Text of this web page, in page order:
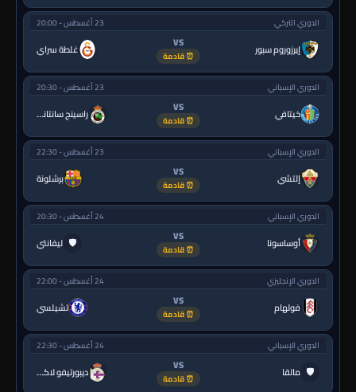
الدوري التركي 23 أغسطس - 20:00
إيرزوروم سبور VS
⏰ قادمة غلطة سراي
الدوري الإسباني 23 أغسطس - 20:30
خيتافي VS
⏰ قادمة راسينج سانتاندير
الدوري الإسباني 23 أغسطس - 22:30
إلتشي VS
⏰ قادمة برشلونة
الدوري الإسباني 24 أغسطس - 20:30
أوساسونا VS
⏰ قادمة ليفانتي 🛡
الدوري الإنجليزي 24 أغسطس - 22:00
فولهام VS
⏰ قادمة تشيلسي
الدوري الإسباني 24 أغسطس - 22:30
🛡 مالقا VS
⏰ قادمة ديبورتيفو لاكورونيا